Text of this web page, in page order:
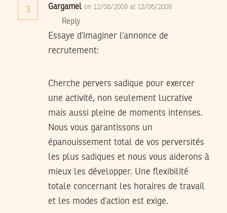
3 Gargamel on 12/06/2009 at 12/06/2009
Reply
Essaye d’imaginer l’annonce de
recrutement:
Cherche pervers sadique pour exercer
une activité, non seulement lucrative
mais aussi pleine de moments intenses.
Nous vous garantissons un
épanouissement total de vos perversités
les plus sadiques et nous vous aiderons à
mieux les développer. Une flexibilité
totale concernant les horaires de travail
et les modes d’action est exige.